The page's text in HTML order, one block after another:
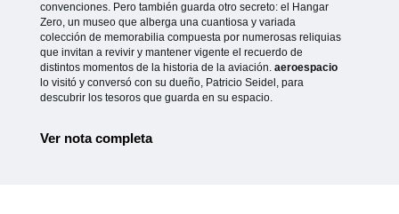
convenciones. Pero también guarda otro secreto: el Hangar
Zero, un museo que alberga una cuantiosa y variada
colección de memorabilia compuesta por numerosas reliquias
que invitan a revivir y mantener vigente el recuerdo de
distintos momentos de la historia de la aviación. aeroespacio
lo visitó y conversó con su dueño, Patricio Seidel, para
descubrir los tesoros que guarda en su espacio.
Ver nota completa